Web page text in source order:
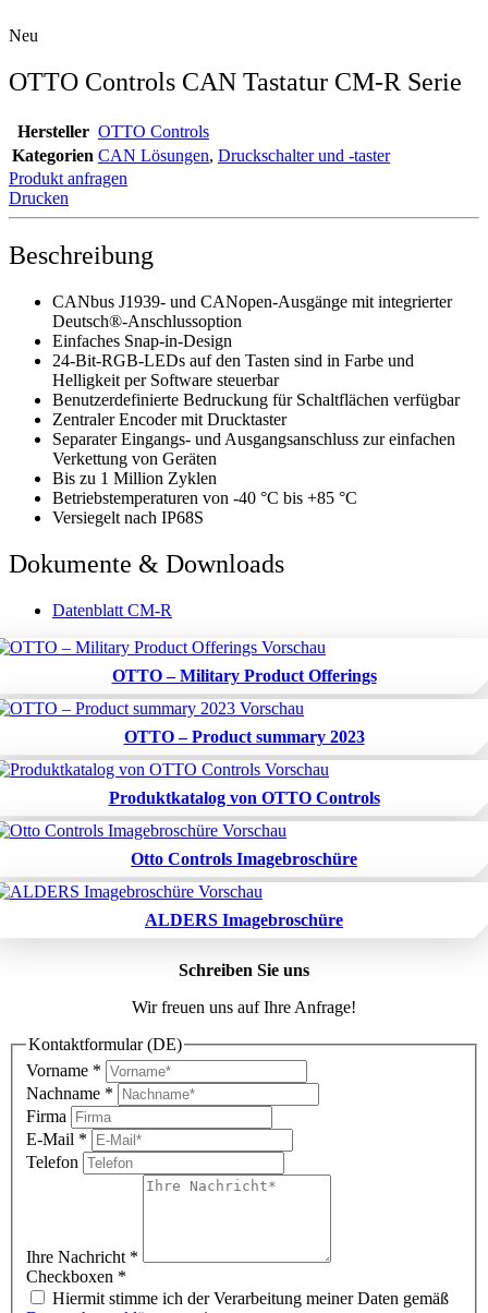
Neu
OTTO Controls CAN Tastatur CM-R Serie
Hersteller OTTO Controls
Kategorien CAN Lösungen, Druckschalter und -taster
Produkt anfragen
Drucken
Beschreibung
CANbus J1939- und CANopen-Ausgänge mit integrierter
Deutsch®-Anschlussoption
Einfaches Snap-in-Design
24-Bit-RGB-LEDs auf den Tasten sind in Farbe und
Helligkeit per Software steuerbar
Benutzerdefinierte Bedruckung für Schaltflächen verfügbar
Zentraler Encoder mit Drucktaster
Separater Eingangs- und Ausgangsanschluss zur einfachen
Verkettung von Geräten
Bis zu 1 Million Zyklen
Betriebstemperaturen von -40 °C bis +85 °C
Versiegelt nach IP68S
Dokumente & Downloads
Datenblatt CM-R
OTTO – Military Product Offerings
OTTO – Product summary 2023
Produktkatalog von OTTO Controls
Otto Controls Imagebroschüre
ALDERS Imagebroschüre
Schreiben Sie uns
Wir freuen uns auf Ihre Anfrage!
Kontaktformular (DE)
Vorname *
Nachname *
Firma
E-Mail *
Telefon
Ihre Nachricht *
Checkboxen *
Hiermit stimme ich der Verarbeitung meiner Daten gemäß